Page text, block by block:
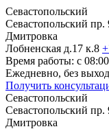
Севастопольский
Севастопольский пр.
Дмитровка
Лобненская д.17 к.8
Время работы: с
Ежедневно, без
Получить
Севастопольский
Севастопольский пр.
Дмитровка